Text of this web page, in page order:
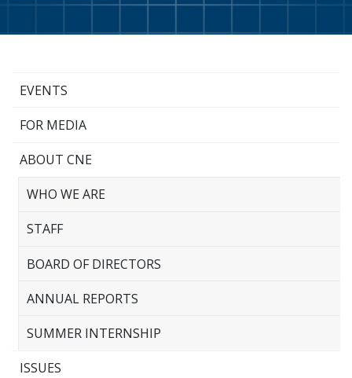
EVENTS
FOR MEDIA
ABOUT CNE
WHO WE ARE
STAFF
BOARD OF DIRECTORS
ANNUAL REPORTS
SUMMER INTERNSHIP
ISSUES